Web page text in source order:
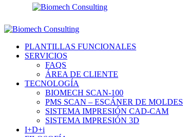
PLANTILLAS FUNCIONALES
SERVICIOS
FAQS
ÁREA DE CLIENTE
TECNOLOGÍA
BIOMECH SCAN-100
PMS SCAN – ESCÁNER DE MOLDES
SISTEMA IMPRESIÓN CAD-CAM
SISTEMA IMPRESIÓN 3D
I+D+i